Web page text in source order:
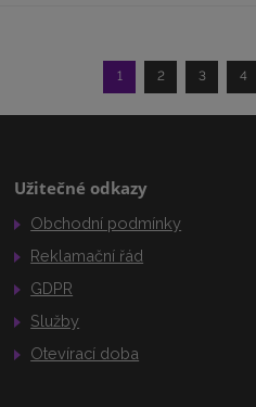
1 2 3 4
Užitečné odkazy
Obchodní podmínky
Reklamační řád
GDPR
Služby
Otevírací doba